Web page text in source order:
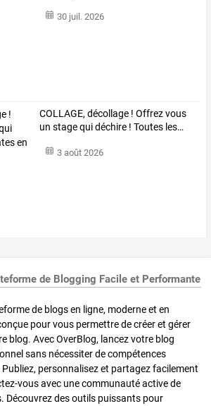
30 juil. 2026
COLLAGE,décollage ! Offrezvous
un stagequidéchire ! Toutes les…
3 août 2026
de Blogging Facile et Performante
de blogs en ligne, moderne et en
pour vous permettre de créer et gérer
blog. Avec OverBlog, lancez votre blog
sans nécessiter de compétences
personnalisez et partagez facilement
vous avec une communauté active de
Découvrez des outils puissants pour